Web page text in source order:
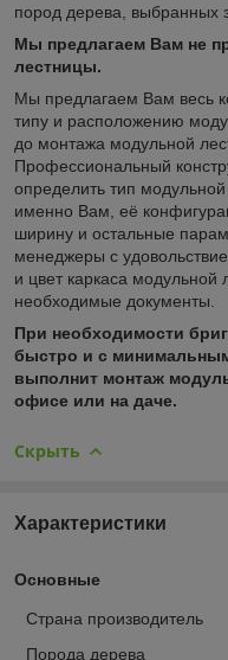
пород дерева, выбранных
Мы предлагаем Вам не
лестницы.
Мы предлагаем Вам весь
типу и расположению
до монтажа модульной
Профессиональный
определить тип
именно Вам, её
ширину и остальные
менеджеры с
и цвет каркаса
необходимые документы.
При необходимости
быстро и с
выполнит монтаж
офисе или на даче.
Скрыть
Характеристики
Основные
Страна производитель
Порода дерева